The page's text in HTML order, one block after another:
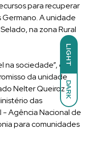
LIGHT
DARK
para recuperar
Germano. A unidade
na zona Rural
sociedade”, disse
da unidade
Nelter Queiroz
das
Agência Nacional de
para comunidades